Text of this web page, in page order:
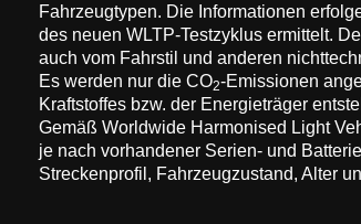
Fahrzeugtypen. Die Informationen
des neuen WLTP-Testzyklus ermittelt.
auch vom Fahrstil und anderen
Es werden nur die CO2-Emissionen
Kraftstoffes bzw. der Energieträger
Gemäß Worldwide Harmonised Light
je nach vorhandener Serien- und
Streckenprofil, Fahrzeugzustand, Alter